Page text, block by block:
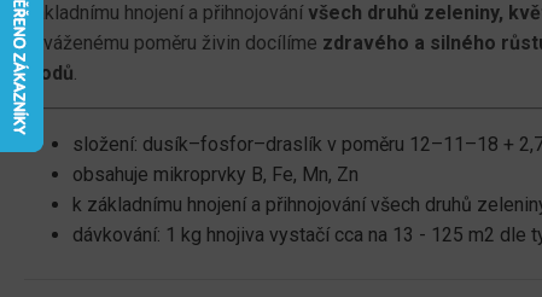
základnímu hnojení a přihnojování všech druhů zeleniny,
vyváženému poměru živin docílíme zdravého a silného
plodů.
složení: dusík–fosfor–draslík v poměru 12–11–18 +
obsahuje mikroprvky B, Fe, Mn, Zn
k základnímu hnojení a přihnojování všech druhů
dávkování: 1 kg hnojiva vystačí cca na 13 - 125 m2 dle